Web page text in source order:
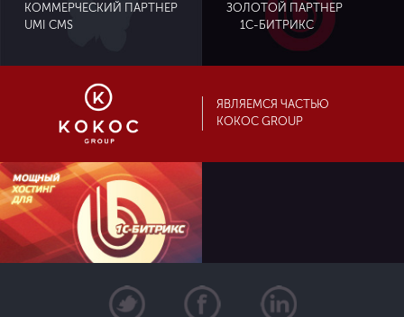
КОММЕРЧЕСКИЙ ПАРТНЕР
UMI CMS
ЗОЛОТОЙ ПАРТНЕР
1С-БИТРИКС
ЯВЛЯЕМСЯ ЧАСТЬЮ
KOKOC GROUP